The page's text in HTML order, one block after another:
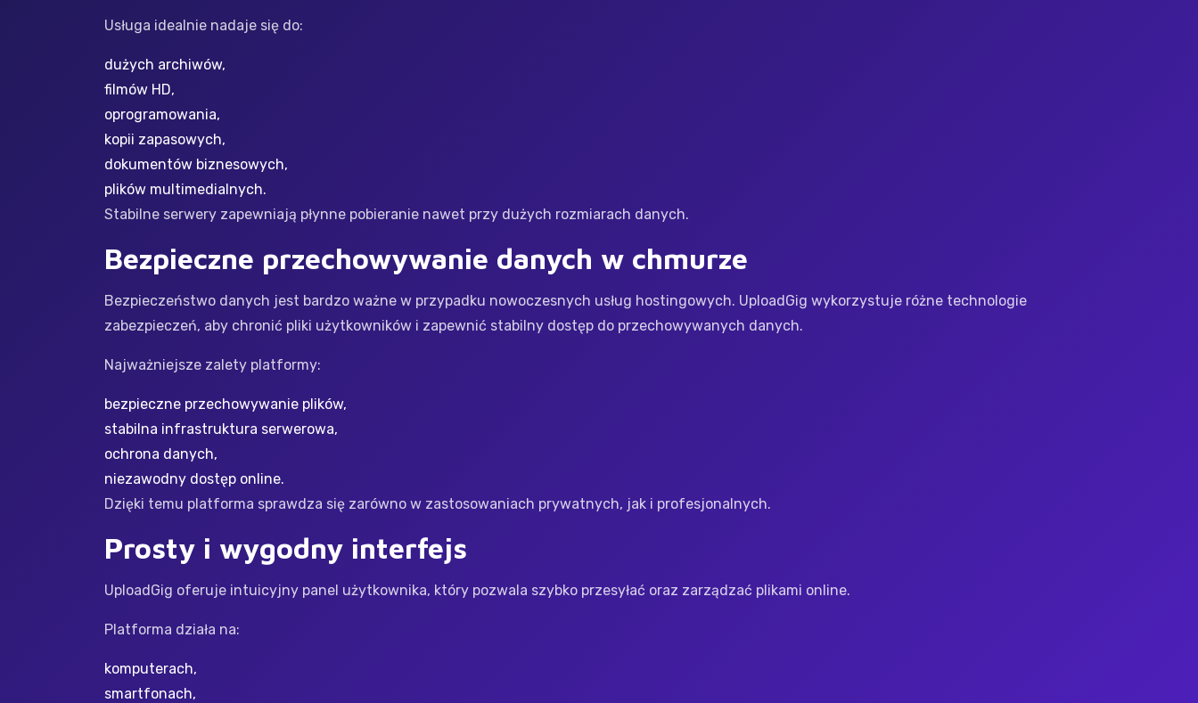
Usługa idealnie nadaje się do:
dużych archiwów,
filmów HD,
oprogramowania,
kopii zapasowych,
dokumentów biznesowych,
plików multimedialnych.
Stabilne serwery zapewniają płynne pobieranie nawet przy dużych rozmiarach danych.
Bezpieczne przechowywanie danych w chmurze
Bezpieczeństwo danych jest bardzo ważne w przypadku nowoczesnych usług hostingowych. UploadGig wykorzystuje różne technologie
zabezpieczeń, aby chronić pliki użytkowników i zapewnić stabilny dostęp do przechowywanych danych.
Najważniejsze zalety platformy:
bezpieczne przechowywanie plików,
stabilna infrastruktura serwerowa,
ochrona danych,
niezawodny dostęp online.
Dzięki temu platforma sprawdza się zarówno w zastosowaniach prywatnych, jak i profesjonalnych.
Prosty i wygodny interfejs
UploadGig oferuje intuicyjny panel użytkownika, który pozwala szybko przesyłać oraz zarządzać plikami online.
Platforma działa na:
komputerach,
smartfonach,